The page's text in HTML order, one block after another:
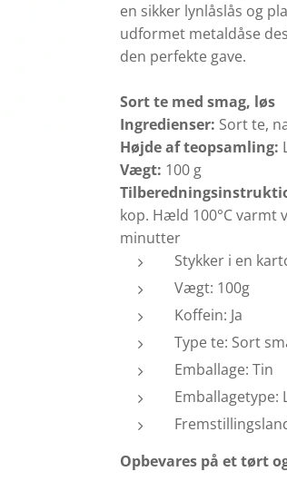
en sikker lynlåslås og
udformet metaldåse
den perfekte gave.
Sort te med smag, løs
Ingredienser: Sort te,
Højde af teopsamling:
Vægt: 100 g
kop. Hæld 100°C varmt
minutter
Stykker i en
Vægt: 100g
Koffein: Ja
Type te: Sort
Emballage: Tin
Emballagetype:
Opbevares på et tørt